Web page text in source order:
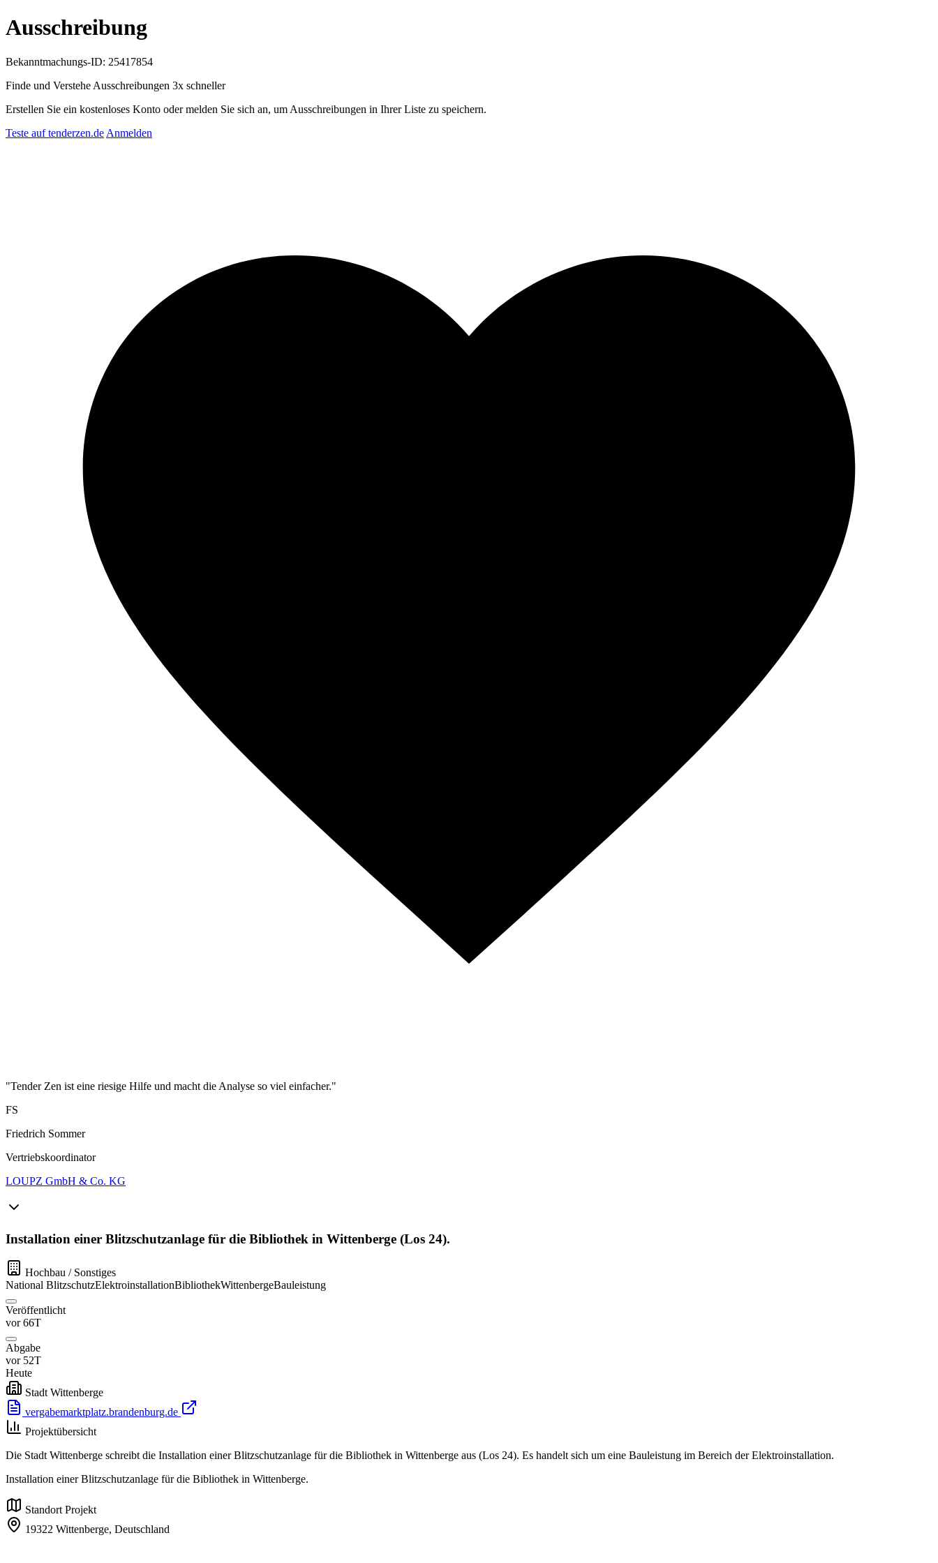
Ausschreibung
Bekanntmachungs-ID: 25417854
Finde und Verstehe Ausschreibungen 3x schneller
Erstellen Sie ein kostenloses Konto oder melden Sie sich an, um Ausschreibungen in Ihrer Liste zu speichern.
Teste auf tenderzen.de Anmelden
"Tender Zen ist eine riesige Hilfe und macht die Analyse so viel einfacher."
FS
Friedrich Sommer
Vertriebskoordinator
LOUPZ GmbH & Co. KG
Installation einer Blitzschutzanlage für die Bibliothek in Wittenberge (Los 24).
Hochbau / Sonstiges
National BlitzschutzElektroinstallationBibliothekWittenbergeBauleistung
Veröffentlicht
vor 66T
Abgabe
vor 52T
Heute
Stadt Wittenberge
vergabemarktplatz.brandenburg.de
Projektübersicht
Die Stadt Wittenberge schreibt die Installation einer Blitzschutzanlage für die Bibliothek in Wittenberge aus (Los 24). Es handelt sich um eine Bauleistung im Bereich der Elektroinstallation.
Installation einer Blitzschutzanlage für die Bibliothek in Wittenberge.
Standort Projekt
19322 Wittenberge, Deutschland